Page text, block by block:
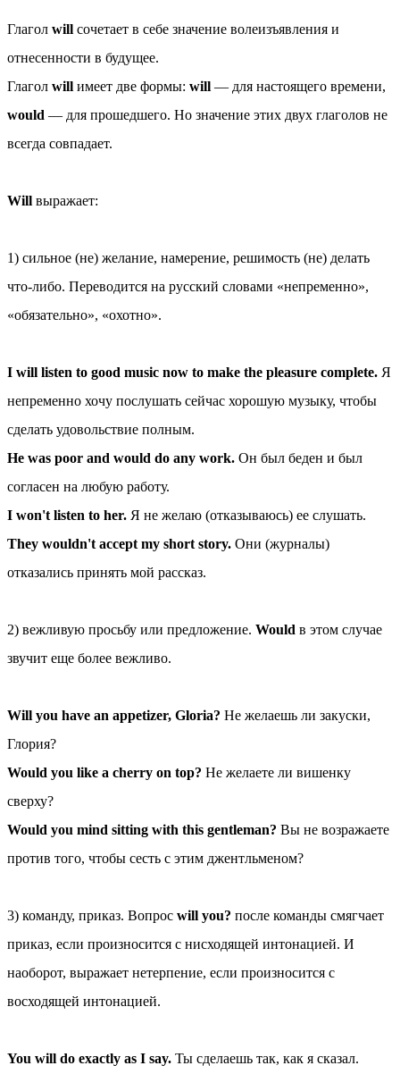
Глагол will сочетает в себе значение волеизъявления и
отнесенности в будущее.
Глагол will имеет две формы: will — для настоящего времени,
would — для прошедшего. Но значение этих двух глаголов не
всегда совпадает.
Will выражает:
1) сильное (не) желание, намерение, решимость (не) делать
что-либо. Переводится на русский словами «непременно»,
«обязательно», «охотно».
I will listen to good music now to make the pleasure complete. Я
непременно хочу послушать сейчас хорошую музыку, чтобы
сделать удовольствие полным.
He was poor and would do any work. Он был беден и был
согласен на любую работу.
I won't listen to her. Я не желаю (отказываюсь) ее слушать.
They wouldn't accept my short story. Они (журналы)
отказались принять мой рассказ.
2) вежливую просьбу или предложение. Would в этом случае
звучит еще более вежливо.
Will you have an appetizer, Gloria? Не желаешь ли закуски,
Глория?
Would you like a cherry on top? Не желаете ли вишенку
сверху?
Would you mind sitting with this gentleman? Вы не возражаете
против того, чтобы сесть с этим джентльменом?
3) команду, приказ. Вопрос will you? после команды смягчает
приказ, если произносится с нисходящей интонацией. И
наоборот, выражает нетерпение, если произносится с
восходящей интонацией.
You will do exactly as I say. Ты сделаешь так, как я сказал.